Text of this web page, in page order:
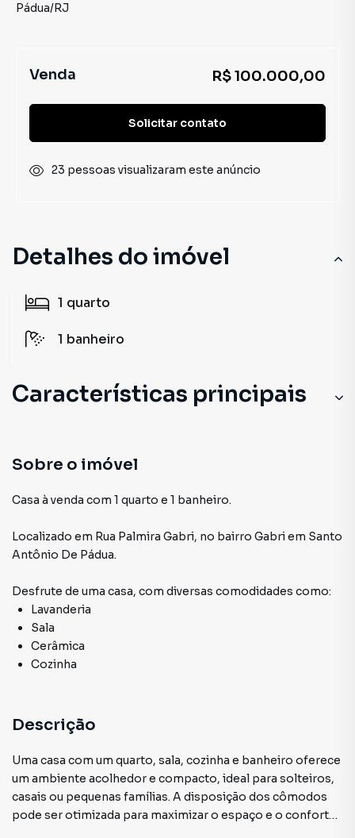
Detalhes do imóvel
1 quarto
1 banheiro
Características principais
Sobre o imóvel
Casa à venda com 1 quarto e 1 banheiro.
Localizado em Rua Palmira Gabri, no bairro Gabriem Santo
Antônio De Pádua.
Desfrute de uma casa, com diversas comodidades como:
Lavanderia
Sala
Cerâmica
Cozinha
Descrição
Uma casa com um quarto, sala, cozinha e banheiro oferece
um ambiente acolhedor e compacto, ideal para solteiros,
casais ou pequenas famílias. A disposição dos cômodos
pode ser otimizada para maximizar o espaço e o conforto.
Pádua/RJ
Venda R$ 100.000,00
Solicitar contato
23 pessoas visualizaram este anúncio